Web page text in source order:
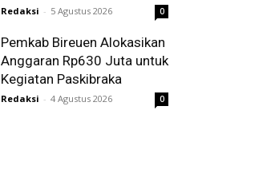
Redaksi - 5 Agustus 2026 0
Pemkab Bireuen Alokasikan
Anggaran Rp630 Juta untuk
Kegiatan Paskibraka
Redaksi - 4 Agustus 2026 0